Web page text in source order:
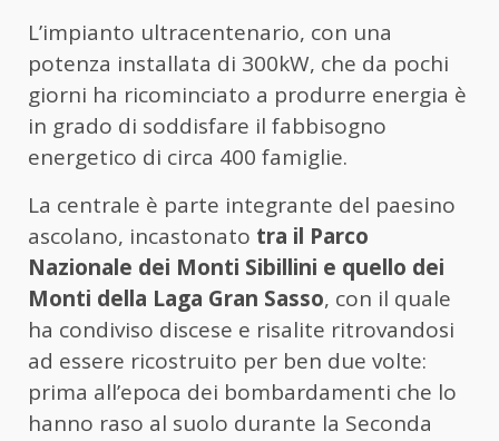
L’impianto ultracentenario, con una
potenza installata di 300kW, che da pochi
giorni ha ricominciato a produrre energia è
in grado di soddisfare il fabbisogno
energetico di circa 400 famiglie.
La centrale è parte integrante del paesino
ascolano, incastonato tra il Parco
Nazionale dei Monti Sibillini e quello dei
Monti della Laga Gran Sasso, con il quale
ha condiviso discese e risalite ritrovandosi
ad essere ricostruito per ben due volte:
prima all’epoca dei bombardamenti che lo
hanno raso al suolo durante la Seconda